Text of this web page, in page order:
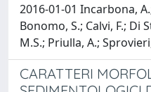
2016-01-01 Incarbona,
Bonomo, S.; Calvi, F.; Di
M.S.; Priulla, A.;
CARATTERI